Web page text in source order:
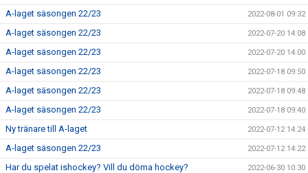
A-laget säsongen 22/23 2022-08-01 09:32
A-laget säsongen 22/23 2022-07-20 14:08
A-laget säsongen 22/23 2022-07-20 14:00
A-laget säsongen 22/23 2022-07-18 09:50
A-laget säsongen 22/23 2022-07-18 09:48
A-laget säsongen 22/23 2022-07-18 09:40
Ny tränare till A-laget 2022-07-12 14:24
A-laget säsongen 22/23 2022-07-12 14:22
Har du spelat ishockey? Vill du döma hockey? 2022-06-30 10:30